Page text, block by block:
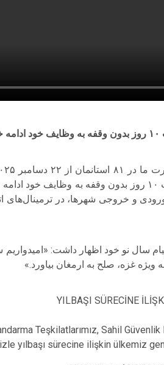
۴۵۷۵ نفر از پرسنل ما به مدت ۱۰ روز بدون وقفه
و خروجی شهرها، در ترمینال‌های
غزه، صلح به ارمغان بیاورد.»
YILBAŞI SÜRECİNE
Teşkilatlarımız, Sahil Güvenlik
yılbaşı sürecine ilişkin ülkemiz